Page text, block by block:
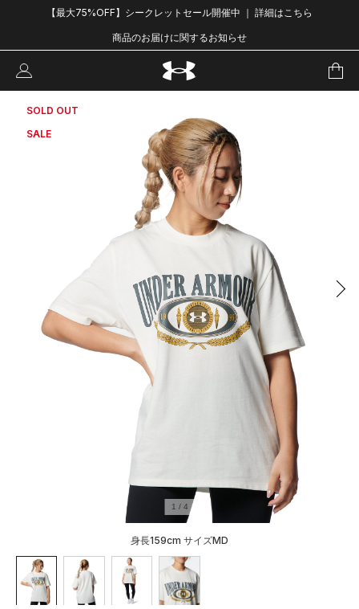
【最大75%OFF】シークレットセール開催中 ｜ 詳細はこちら
商品のお届けに関するお知らせ
SOLD OUT
SALE
1 / 4
身長159cm サイズMD